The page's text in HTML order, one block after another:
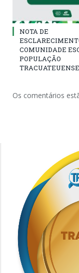
NOTA DE
COMUNIDADE
POPULAÇÃO
TRACUATEUENSE
Os comentários